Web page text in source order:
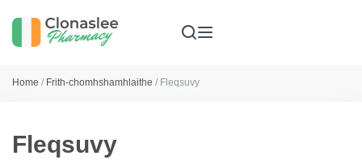
Home / Frith-chomhshamhlaithe / Fleqsuvy
Fleqsuvy